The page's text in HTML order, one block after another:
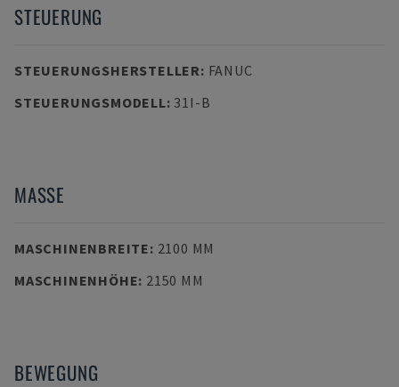
STEUERUNG
STEUERUNGSHERSTELLER: FANUC
STEUERUNGSMODELL: 31I-B
MASSE
MASCHINENBREITE: 2100 MM
MASCHINENHÖHE: 2150 MM
BEWEGUNG